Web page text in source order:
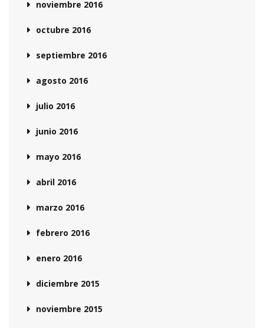
noviembre 2016
octubre 2016
septiembre 2016
agosto 2016
julio 2016
junio 2016
mayo 2016
abril 2016
marzo 2016
febrero 2016
enero 2016
diciembre 2015
noviembre 2015